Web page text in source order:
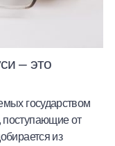
– это
государством
от
из